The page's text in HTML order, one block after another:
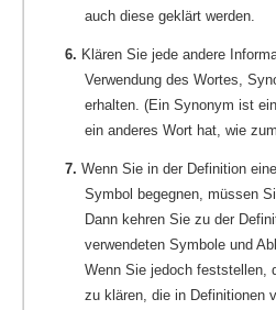
auch diese geklärt werden.
6. Klären Sie jede andere
Verwendung des Wortes,
erhalten. (Ein Synonym ist
ein anderes Wort hat, wie
7. Wenn Sie in der Definition
Symbol begegnen, müssen
Dann kehren Sie zu der
verwendeten Symbole und
Wenn Sie jedoch feststellen,
zu klären, die in Definitionen